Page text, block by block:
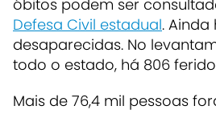
óbitos podem ser
Defesa Civil estadual. Ainda
desaparecidas. No
todo o estado, há 806
Mais de 76,4 mil pessoas